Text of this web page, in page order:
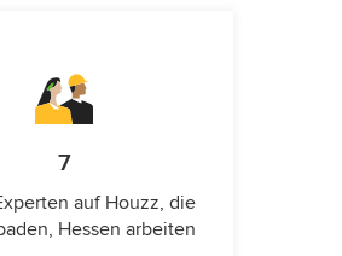
7
auf Houzz, die
Hessen arbeiten